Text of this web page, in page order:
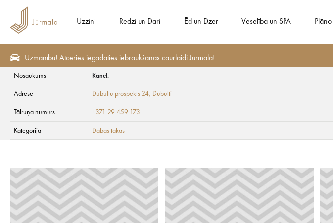
Uzzini Redzi un Dari Ēd un Dzer Veselība un SPA Plāno
Uzmanību! Atceries iegādāties iebraukšanas caurlaidi Jūrmalā!
Kanēl.
Nosaukums Kanēl.
Adrese Dubultu prospekts 24, Dubulti
Tālruņa numurs +371 29 459 173
Kategorija Dabas takas